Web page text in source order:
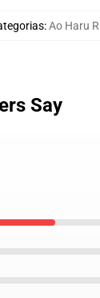
:Ao Haru
Say